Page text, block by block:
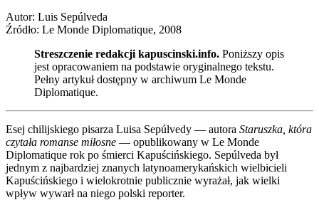
Autor: Luis Sepúlveda
Źródło: Le Monde Diplomatique, 2008
Streszczenie redakcji kapuscinski.info. Poniższy opis
jest opracowaniem na podstawie oryginalnego tekstu.
Pełny artykuł dostępny w archiwum Le Monde
Diplomatique.
Esej chilijskiego pisarza Luisa Sepúlvedy — autora Staruszka, która
czytała romanse miłosne — opublikowany w Le Monde
Diplomatique rok po śmierci Kapuścińskiego. Sepúlveda był
jednym z najbardziej znanych latynoamerykańskich wielbicieli
Kapuścińskiego i wielokrotnie publicznie wyrażał, jak wielki
wpływ wywarł na niego polski reporter.